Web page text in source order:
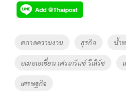
e
b
o
k
tt
er
p
y
Li
n
k
Tags
ตลาดความงาม ธุรกิจ น้ำ
อเมอเอเชี่ยน เฟรเกร็นซ์ รีเสิร์ช
เศรษฐกิจ